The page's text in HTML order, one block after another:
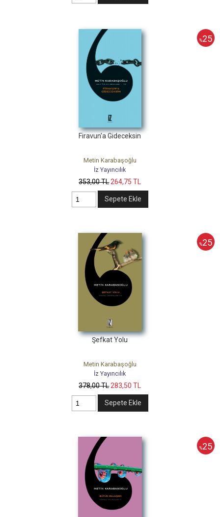
%25
Firavun'a Gideceksin
Metin Karabaşoğlu
İz Yayıncılık
353,00TL264,75 TL
Sepete Ekle
%25
Şefkat Yolu
Metin Karabaşoğlu
İz Yayıncılık
378,00TL283,50 TL
Sepete Ekle
%25